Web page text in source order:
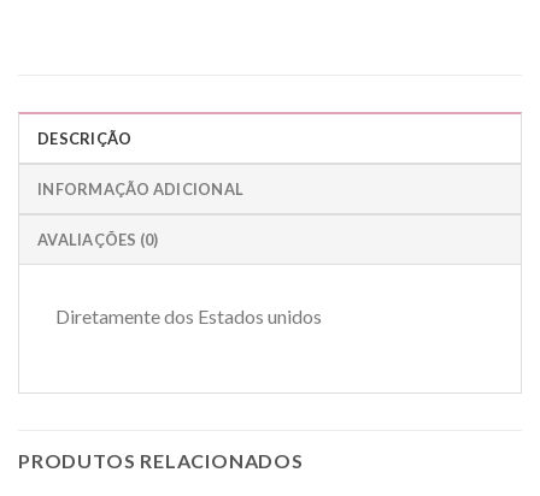
DESCRIÇÃO
INFORMAÇÃO ADICIONAL
AVALIAÇÕES (0)
Diretamente dos Estados unidos
PRODUTOS RELACIONADOS